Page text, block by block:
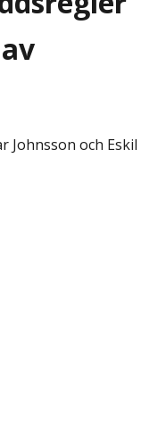
Johnsson och Eskil